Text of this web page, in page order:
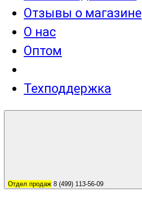
Отзывы о магазине
О нас
Оптом
Техподдержка
Отдел продаж 8 (499) 113-56-09